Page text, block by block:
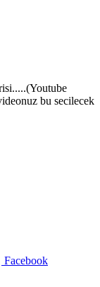
bu secilecek
Facebook